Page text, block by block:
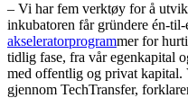
– Vi har fem verktøy for å
inkubatoren får gründere én-
akseleratorprogrammer for
tidlig fase, fra vår egenkapital
med offentlig og privat
gjennom TechTransfer,